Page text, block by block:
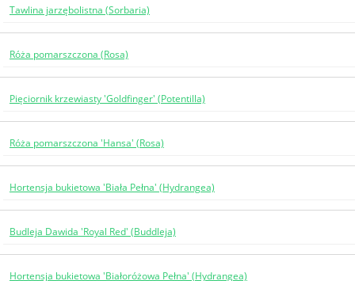
Tawlina jarzębolistna (Sorbaria)
Róża pomarszczona (Rosa)
Pięciornik krzewiasty 'Goldfinger' (Potentilla)
Róża pomarszczona 'Hansa' (Rosa)
Hortensja bukietowa 'Biała Pełna' (Hydrangea)
Budleja Dawida 'Royal Red' (Buddleja)
Hortensja bukietowa 'Białoróżowa Pełna' (Hydrangea)